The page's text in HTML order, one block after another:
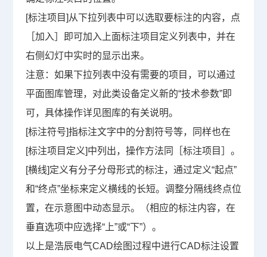
[标注项目] 从下拉列表中可以选取要标注的内容，点
［加入］即可加入上面标注项目定义列表中，并在
右侧幻灯中实时的显示出来。
注意：如果下拉列表中没有需要的项目，可以通过
平面图库管理，对此类设备定义新的“技术参数”即
可，具体操作详见图库的有关说明。
[标注符号]指标注文字中的分割符号等，同样也在
[标注项目定义]中列出，操作方法同［标注项目］。
[横线]定义有分子分母形式的标注，通过定义“起点”
和“终点”坐标来定义横线的长短。调整分隔线终点位
置，在示意图中动态显示。（相应的标注内容，在
垂直选项中应选择“上”或“下”）。
以上是浩辰电气CAD绘图过程中进行CAD标注设置